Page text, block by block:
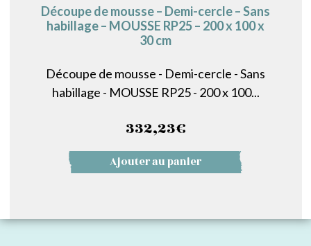
Découpe de mousse – Demi-cercle – Sans
habillage – MOUSSE RP25 – 200 x 100 x
30 cm
Découpe de mousse - Demi-cercle - Sans
habillage - MOUSSE RP25 - 200 x 100...
332,23€
Ajouter au panier